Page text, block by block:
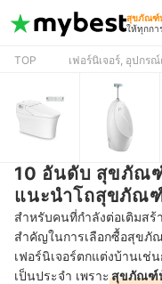
สุขภัณฑ์
ให้ทุกกา
TOP เฟอร์นิเจอร์, อุปกร
10 อันดับ สุขภัณ
แนะนำโถสุขภัณ
สำหรับคนที่กำลังต่อเติมสร้
สำคัญในการเลือกซื้อสุขภั
เฟอร์นิเจอร์ตกแต่งบ้านเช่
เป็นประจำ เพราะสุขภัณฑ์